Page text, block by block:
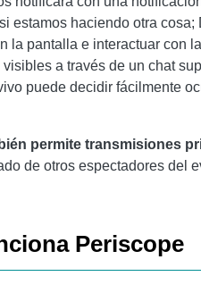
estamos haciendo otra
la pantalla e interactuar con
a través de un chat
puede decidir fácilmente
permite transmisiones
de otros espectadores del
Periscope